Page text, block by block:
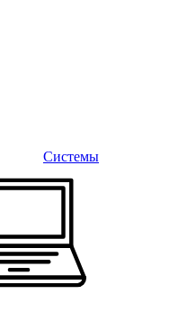
Системы